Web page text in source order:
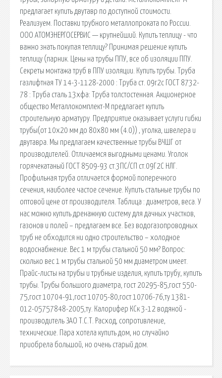
предлагает купить двутавр по доступной стоимости.
Реализуем. Поставки трубного металлопроката по России.
ООО АТОМЭНЕРГОСЕРВИС — крупнейший. Купить теплицу - что
важно знать покупая теплицу? Принимая решение купить
теплицу (парник. Цены на трубы ППУ, все об изоляции ППУ.
Секреты монтажа труб в ППУ изоляции. Купить трубы. Труба
газлифтная ТУ 14-3-1128-2000 : Труба ст. 09г2с ГОСТ 8732-
78 : Труба сталь 13хфа: Труба толстостенная. Акционерное
общество Металлокомплект-М предлагает купить
строительную арматуру. Предприятие оказывает услуги гибки
трубы(от 10х20 мм до 80х80 мм (4.0)) , уголка, швелера и
двутавра. Мы предлагаем качественные трубы ВЧШГ от
производителей. Отличаемся выгодными ценами. Уголок
горячекатаный ГОСТ 8509-93 ст.3ПС/СП ст.09Г2С НЛГ.
Профильная труба отличается формой поперечного
сечения, наиболее частое сечение. Купить стальные трубы по
оптовой цене от производителя. Таблица : диаметров, веса. У
нас можно купить дренажную систему для дачных участков,
газонов и полей – предлагаем все. Без водогазопроводных
труб не обходится ни одно строительство – холодное
водоснабжение. Вес 1 м трубы стальной 50 мм? Вопрос:
сколько вес 1 м трубы стальной 50 мм диаметром имеет.
Прайс-листы на трубы и трубные изделия, купить трубу, купить
трубы. Трубы большого диаметра, гост 20295-85,гост 550-
75,гост 10704-91,гост 10705-80,гост 10706-76,ту 1381-
012-05757848-2005,ту. Калорифер КСк 3-12 водяной -
производитель ЗАО Т.С.Т. Расход, сопротивление,
технические. Пара хотела купить дом, но случайно
приобрела большой, но очень старый дом.